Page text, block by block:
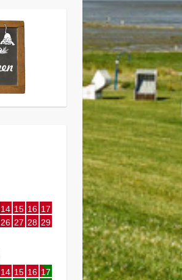
14 15 16 17
26 27 28 29
14 15 16 17